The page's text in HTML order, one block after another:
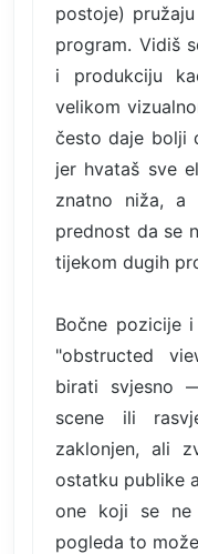
postoje)
program. Vidiš
i produkciju
velikom
često daje bolji
jer hvataš sve
znatno niža, a
prednost da se
tijekom dugih
Bočne pozicije
"obstructed
birati svjesno
scene ili
zaklonjen, ali
ostatku publike
one koji se ne
pogleda to